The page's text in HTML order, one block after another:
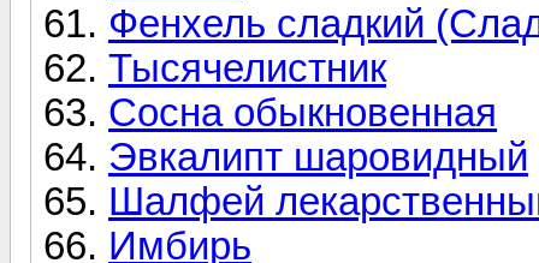
Фенхель сладкий
Тысячелистник
Сосна обыкновенная
Эвкалипт шаровидный
Шалфей
Имбирь